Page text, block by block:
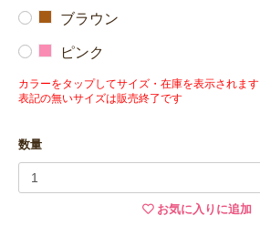
ブラウン
ピンク
カラーをタップしてサイズ・在庫を表示されます
表記の無いサイズは販売終了です
数量
お気に入りに追加